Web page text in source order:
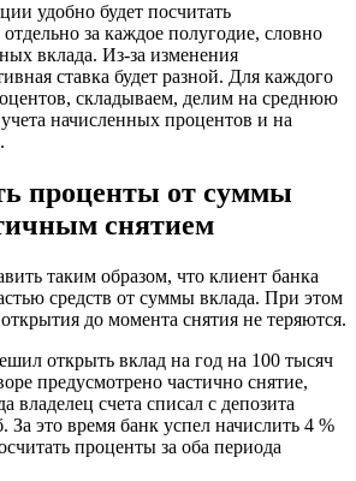
удобно будет посчитать
за каждое полугодие, словно
вклада. Из-за изменения
ставка будет разной. Для каждого
складываем, делим на среднюю
начисленных процентов и на
проценты от суммы
снятием
таким образом, что клиент банка
средств от суммы вклада. При этом
до момента снятия не теряются.
открыть вклад на год на 100 тысяч
предусмотрено частично снятие,
владелец счета списал с депозита
За это время банк успел начислить 4 %
проценты за оба периода